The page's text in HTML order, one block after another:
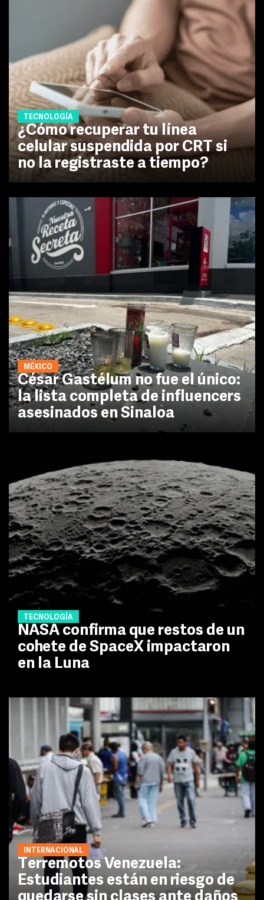
TECNOLOGÍA
¿Cómo recuperar tu línea
celular suspendida por CRT si
no la registraste a tiempo?
MÉXICO
César Gastélum no fue el único:
la lista completa de influencers
asesinados en Sinaloa
TECNOLOGÍA
NASA confirma que restos de un
cohete de SpaceX impactaron
en la Luna
INTERNACIONAL
Terremotos Venezuela:
Estudiantes están en riesgo de